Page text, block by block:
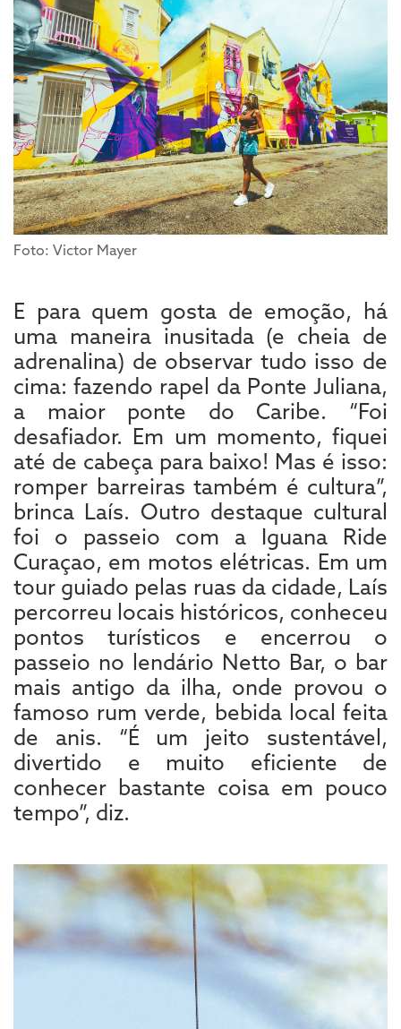
Foto: Victor Mayer
E para quem gosta de emoção, há
uma maneira inusitada (e cheia de
adrenalina) de observar tudo isso de
cima: fazendo rapel da Ponte Juliana,
a maior ponte do Caribe. “Foi
desafiador. Em um momento, fiquei
até de cabeça para baixo! Mas é isso:
romper barreiras também é cultura”,
brinca Laís. Outro destaque cultural
foi o passeio com a Iguana Ride
Curaçao, em motos elétricas. Em um
tour guiado pelas ruas da cidade, Laís
percorreu locais históricos, conheceu
pontos turísticos e encerrou o
passeio no lendário Netto Bar, o bar
mais antigo da ilha, onde provou o
famoso rum verde, bebida local feita
de anis. “É um jeito sustentável,
divertido e muito eficiente de
conhecer bastante coisa em pouco
tempo”, diz.